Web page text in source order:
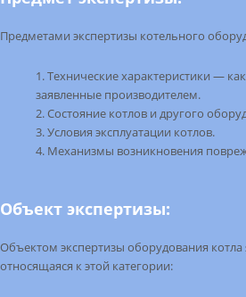
Предметами экспертизы котельного
Технические характеристики —
заявленные производителем.
Состояние котлов и другого
Условия эксплуатации котлов.
Механизмы возникновения
Объект экспертизы:
Объектом экспертизы оборудования котла
относящаяся к этой категории: